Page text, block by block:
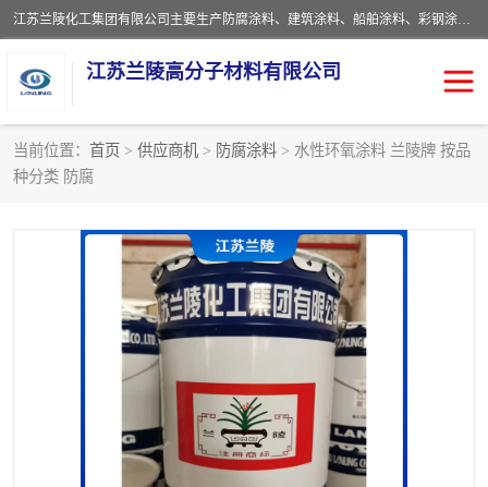
江苏兰陵化工集团有限公司主要生产防腐涂料、建筑涂料、船舶涂料、彩钢涂料、粉末涂料五大类产品，具备10 万吨年生产能力，可以提供优质精良的涂装施工服务，产品广销全国各地，大量出口亚非欧及拉美等国家。
江苏兰陵高分子材料有限公司
当前位置： 首页 > 供应商机 > 防腐涂料 > 水性环氧涂料 兰陵牌 按品
种分类 防腐
防腐涂料
地坪涂料 内外墙涂料
风电专用涂料
粉末涂料
流体机械专用涂料